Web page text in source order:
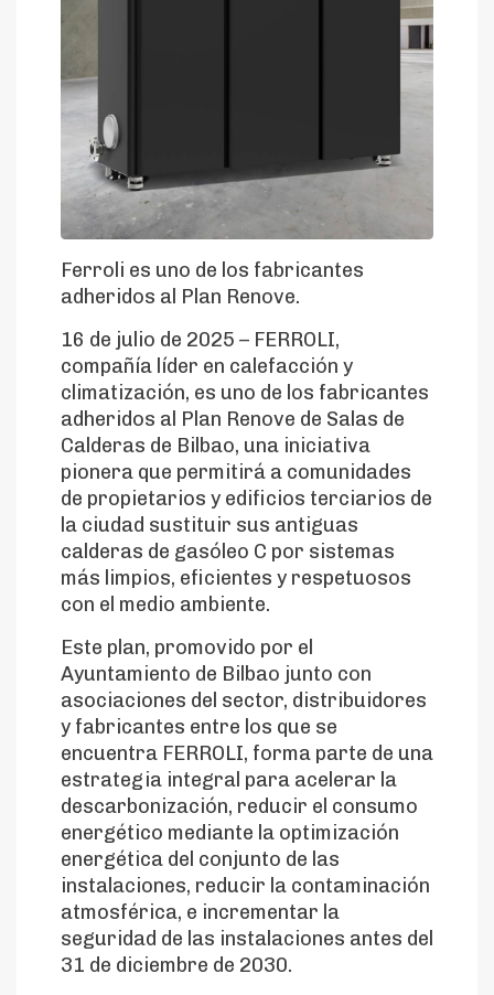
Ferroli es uno de los fabricantes
adheridos al Plan Renove.
16 de julio de 2025 – FERROLI,
compañía líder en calefacción y
climatización, es uno de los fabricantes
adheridos al Plan Renove de Salas de
Calderas de Bilbao, una iniciativa
pionera que permitirá a comunidades
de propietarios y edificios terciarios de
la ciudad sustituir sus antiguas
calderas de gasóleo C por sistemas
más limpios, eficientes y respetuosos
con el medio ambiente.
Este plan, promovido por el
Ayuntamiento de Bilbao junto con
asociaciones del sector, distribuidores
y fabricantes entre los que se
encuentra FERROLI, forma parte de una
estrategia integral para acelerar la
descarbonización, reducir el consumo
energético mediante la optimización
energética del conjunto de las
instalaciones, reducir la contaminación
atmosférica, e incrementar la
seguridad de las instalaciones antes del
31 de diciembre de 2030.